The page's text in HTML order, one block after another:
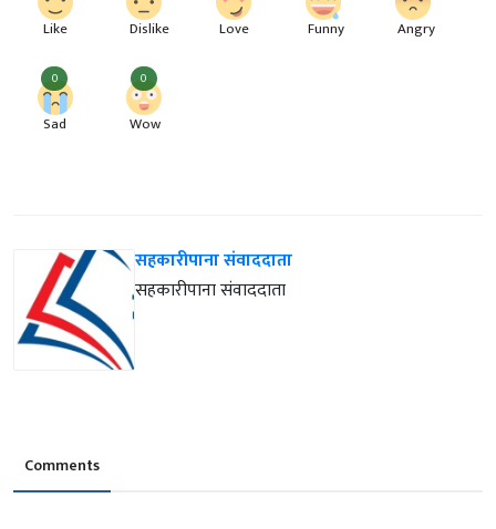
Like Dislike Love Funny Angry
0
Sad
0
Wow
सहकारीपाना संवाददाता
सहकारीपाना संवाददाता
Comments